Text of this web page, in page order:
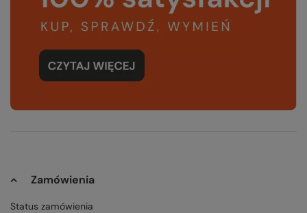
Zamówienia
Status zamówienia